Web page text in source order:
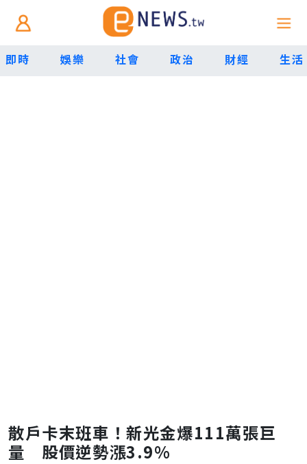
即時 娛樂 社會 政治 財經 生活
散戶卡末班車！新光金爆111萬張巨
量 股價逆勢漲3.9%